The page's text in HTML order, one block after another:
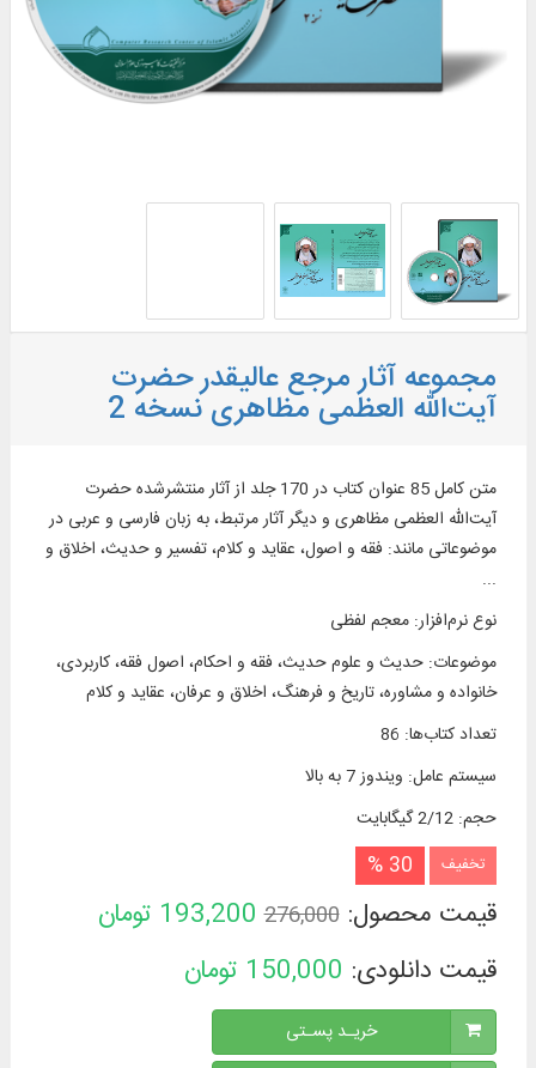
مجموعه آثار مرجع عالیقدر حضرت
آیت‌الله العظمی مظاهری نسخه 2
متن کامل 85 عنوان کتاب در 170 جلد از آثار منتشرشده حضرت
آیت‌الله العظمی مظاهری و دیگر آثار مرتبط، به زبان فارسی و عربی در
موضوعاتی مانند: فقه و اصول، عقاید و کلام، تفسير و حدیث، اخلاق و
...
نوع نرم‌افزار:معجم لفظی
موضوعات:حدیث و علوم حدیث، فقه و احکام، اصول فقه، کاربردی،
خانواده و مشاوره، تاریخ و فرهنگ، اخلاق و عرفان، عقاید و كلام
تعداد کتاب‌ها:
86
سیستم عامل: ویندوز 7 به بالا
حجم:2/12 گیگابایت
تخفیف 30 %
قیمت محصول:276,000
193,200 تومان
قیمت دانلودی: 150,000 تومان
خریـد پسـتی